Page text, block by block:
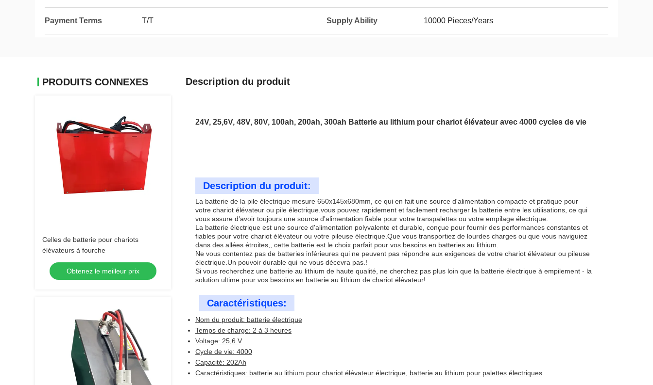
Payment Terms T/T Supply Ability 10000 Pieces/Years
PRODUITS CONNEXES
Celles de batterie pour chariots
élévateurs à fourche
Obtenez le meilleur prix
Description du produit
24V, 25,6V, 48V, 80V, 100ah, 200ah, 300ah Batterie au lithium pour chariot élévateur avec 4000 cycles de vie
Description du produit:
La batterie de la pile électrique mesure 650x145x680mm, ce qui en fait une source d'alimentation compacte et pratique pour
votre chariot élévateur ou pile électrique.vous pouvez rapidement et facilement recharger la batterie entre les utilisations, ce qui
vous assure d'avoir toujours une source d'alimentation fiable pour votre transpalettes ou votre empilage électrique.
La batterie électrique est une source d'alimentation polyvalente et durable, conçue pour fournir des performances constantes et
fiables pour votre chariot élévateur ou votre pileuse électrique.Que vous transportiez de lourdes charges ou que vous naviguiez
dans des allées étroites,, cette batterie est le choix parfait pour vos besoins en batteries au lithium.
Ne vous contentez pas de batteries inférieures qui ne peuvent pas répondre aux exigences de votre chariot élévateur ou pileuse
électrique.Un pouvoir durable qui ne vous décevra pas.!
Si vous recherchez une batterie au lithium de haute qualité, ne cherchez pas plus loin que la batterie électrique à empilement - la
solution ultime pour vos besoins en batterie au lithium de chariot élévateur!
Caractéristiques:
Nom du produit: batterie électrique
Temps de charge: 2 à 3 heures
Voltage: 25,6 V
Cycle de vie: 4000
Capacité: 202Ah
Caractéristiques: batterie au lithium pour chariot élévateur électrique, batterie au lithium pour palettes électriques